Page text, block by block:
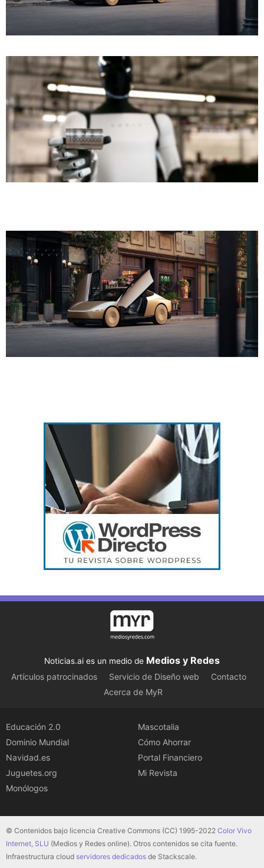
Noticias.ai es un medio de Medios y Redes
Artículos patrocinados Servicio de Diseño web
Contacto
Acerca de MyR
Educación 2.0
Dominio Mundial
Navidad.es
Juguetes.org
Monólogos
Mascotalia
Cómo Ahorrar
Portal Financiero
Mi Revista
© Contenidos bajo licencia Creative Commons (CC) 1995-2022 Color Vivo
Internet, SLU (Medios y Redes online). Otros contenidos se cita fuente.
Infraestructura cloud servidores dedicados de Stackscale.